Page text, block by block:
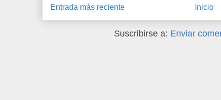
Entrada más reciente Inicio
Suscribirse a: Enviar